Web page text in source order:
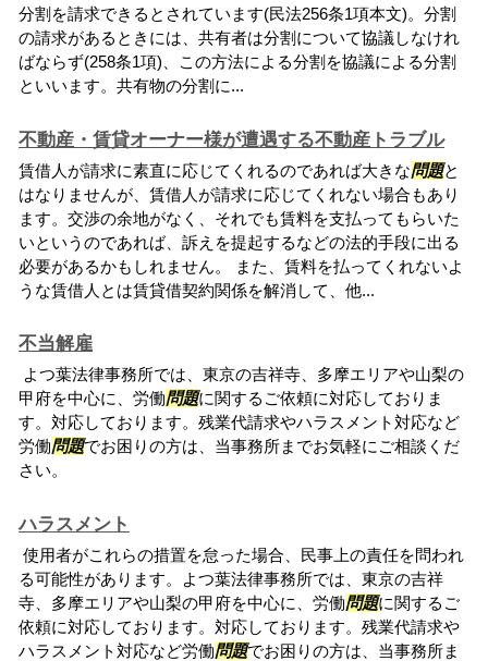
分割を請求できるとされています(民法256条1項本文)。分割
の請求があるときには、共有者は分割について協議しなけれ
ばならず(258条1項)、この方法による分割を協議による分割
といいます。共有物の分割に...
不動産・賃貸オーナー様が遭遇する不動産トラブル
賃借人が請求に素直に応じてくれるのであれば大きな問題と
はなりませんが、賃借人が請求に応じてくれない場合もあり
ます。交渉の余地がなく、それでも賃料を支払ってもらいた
いというのであれば、訴えを提起するなどの法的手段に出る
必要があるかもしれません。 また、賃料を払ってくれないよ
うな賃借人とは賃貸借契約関係を解消して、他...
不当解雇
よつ葉法律事務所では、東京の吉祥寺、多摩エリアや山梨の
甲府を中心に、労働問題に関するご依頼に対応しておりま
す。対応しております。残業代請求やハラスメント対応など
労働問題でお困りの方は、当事務所までお気軽にご相談くだ
さい。
ハラスメント
使用者がこれらの措置を怠った場合、民事上の責任を問われ
る可能性があります。よつ葉法律事務所では、東京の吉祥
寺、多摩エリアや山梨の甲府を中心に、労働問題に関するご
依頼に対応しております。対応しております。残業代請求や
ハラスメント対応など労働問題でお困りの方は、当事務所ま